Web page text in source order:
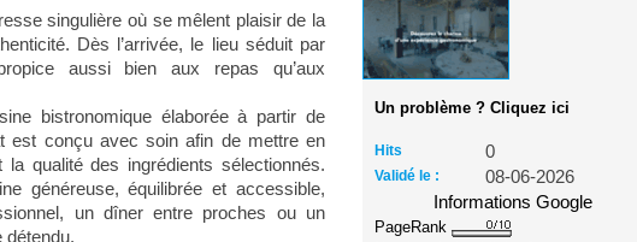
singulière où se mêlent plaisir de la
Dès l’arrivée, le lieu séduit par
aussi bien aux repas qu’aux
bistronomique élaborée à partir de
est conçu avec soin afin de mettre en
qualité des ingrédients sélectionnés.
généreuse, équilibrée et accessible,
un dîner entre proches ou un
détendu.
Un problème ? Cliquez ici
Hits 0
Validé le :
08-06-2026
Informations Google
PageRank